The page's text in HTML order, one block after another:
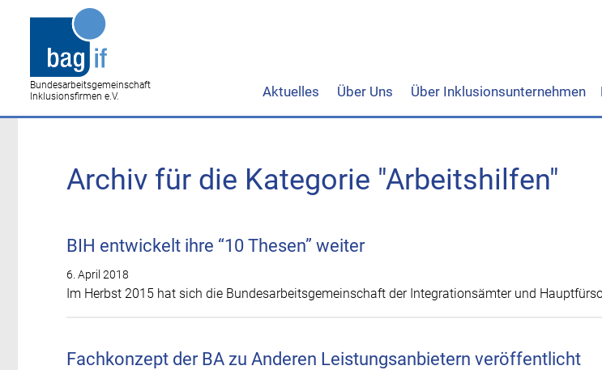
Bundesarbeitsgemeinschaft
Inklusionsfirmen e.V.
Aktuelles Über Uns Über Inklusionsunternehmen
Archiv für die Kategorie "Arbeitshilfen"
BIH entwickelt ihre “10 Thesen” weiter
6. April 2018
Im Herbst 2015 hat sich die Bundesarbeitsgemeinschaft der Integrationsämter und
Fachkonzept der BA zu Anderen Leistungsanbietern veröffentlicht